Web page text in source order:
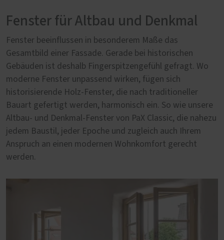
Fenster für Altbau und Denkmal
Fenster beeinflussen in besonderem Maße das
Gesamtbild einer Fassade. Gerade bei historischen
Gebäuden ist deshalb Fingerspitzengefühl gefragt. Wo
moderne Fenster unpassend wirken, fügen sich
historisierende Holz-Fenster, die nach traditioneller
Bauart gefertigt werden, harmonisch ein. So wie unsere
Altbau- und Denkmal-Fenster von PaX Classic, die nahezu
jedem Baustil, jeder Epoche und zugleich auch Ihrem
Anspruch an einen modernen Wohnkomfort gerecht
werden.